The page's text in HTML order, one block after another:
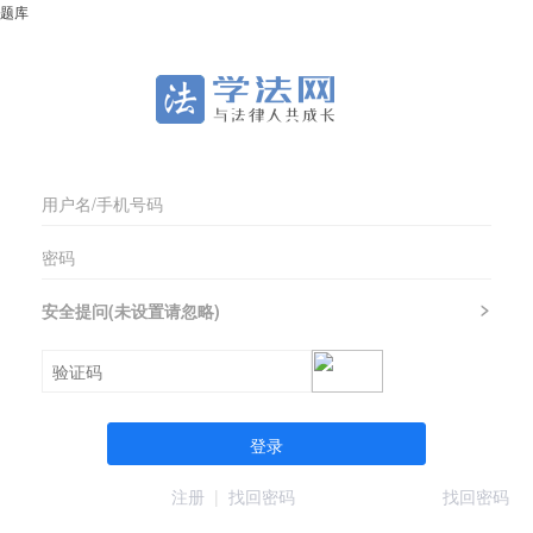
题库
安全提问(未设置请忽略)
登录
注册 | 找回密码 找回密码